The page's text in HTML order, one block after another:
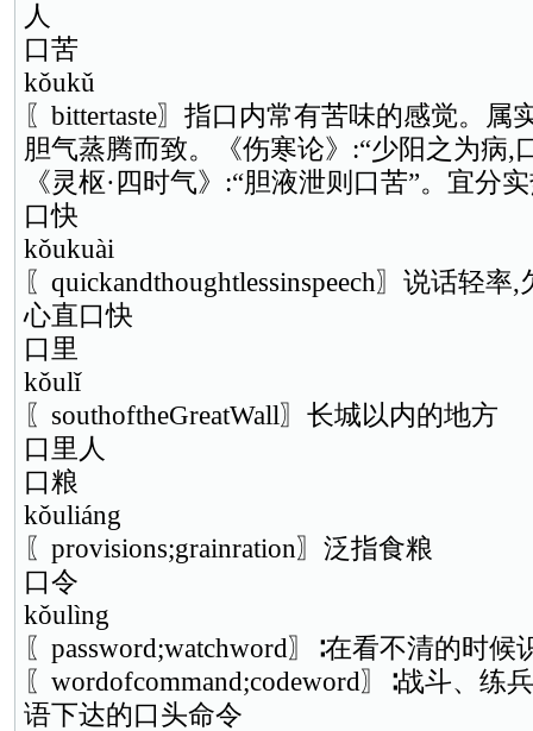
人
口苦
kǒukǔ
〖bittertaste〗指口内常有苦味的感觉。属
胆气蒸腾而致。《伤寒论》:“少阳之为病,
《灵枢·四时气》:“胆液泄则口苦”。宜分
口快
kǒukuài
〖quickandthoughtlessinspeech〗说话轻率,
心直口快
口里
kǒulǐ
〖southoftheGreatWall〗长城以内的地方
口里人
口粮
kǒuliáng
〖provisions;grainration〗泛指食粮
口令
kǒulìng
〖password;watchword〗∶在看不清的时
〖wordofcommand;codeword〗∶战斗、练
语下达的口头命令